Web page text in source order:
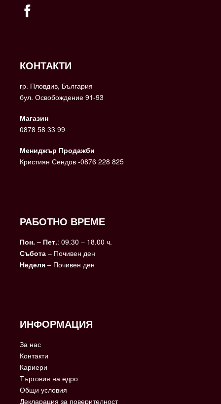
КОНТАКТИ
гр. Пловдив, България
бул. Освобождение 91-93
Магазин
0878 58 33 99
Мениджър Продажби
Кристиян Сендов -0876 228 825
РАБОТНО ВРЕМЕ
Пон. – Пет.: 09.30 – 18.00 ч.
Събота – Почивен ден
Неделя – Почивен ден
ИНФОРМАЦИЯ
За нас
Контакти
Кариери
Търговия на едро
Общи условия
Декларация за поверителност